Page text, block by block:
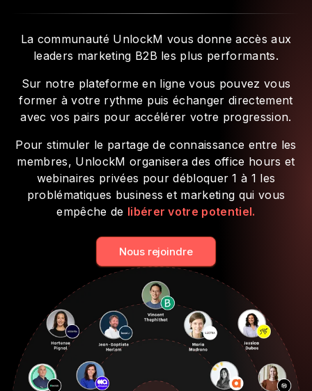
La communauté UnlockM vous donne accès aux
leaders marketing B2B les plus performants.
Sur notre plateforme en ligne vous pouvez vous
former à votre rythme puis échanger directement
avec vos pairs pour accélérer votre progression.
Pour stimuler le partage de connaissance entre les
membres, UnlockM organisera des office hours et
webinaires privées pour débloquer 1 à 1 les
problématiques business et marketing qui vous
empêche de libérer votre potentiel.
Nous rejoindre